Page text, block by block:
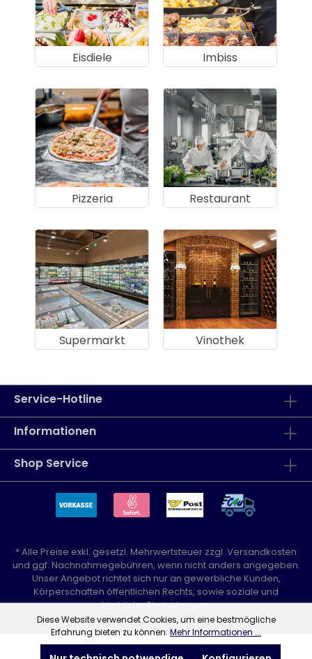
Eisdiele Imbiss
Pizzeria Restaurant
Supermarkt Vinothek
Service-Hotline
Informationen
Shop Service
* Alle Preise exkl. gesetzl. Mehrwertsteuer zzgl. Versandkosten
und ggf. Nachnahmegebühren, wenn nicht anders angegeben.
Unser Angebot richtet sich nur an gewerbliche Kunden,
Körperschaften öffentlichen Rechts, sowie soziale und
kirchliche Einrichtungen.
Diese Website verwendet Cookies, um eine bestmögliche
Erfahrung bieten zu können. Mehr Informationen ...